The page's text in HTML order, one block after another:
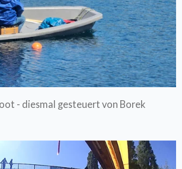
- diesmal gesteuert von Borek